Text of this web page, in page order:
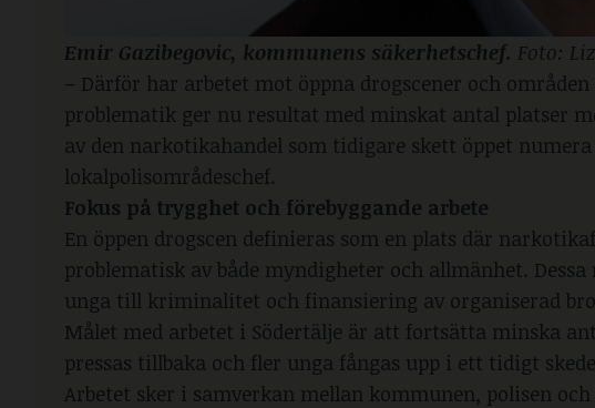
Emir Gazibegovic, kommunens säkerhetschef. Foto:
– Därför har arbetet mot öppna drogscener och
problematik ger nu resultat med minskat antal platser
av den narkotikahandel som tidigare skett öppet
lokalpolisområdeschef.
Fokus på trygghet och förebyggande arbete
En öppen drogscen definieras som en plats där
problematisk av både myndigheter och allmänhet.
unga till kriminalitet och finansiering av organiserad
Målet med arbetet i Södertälje är att fortsätta minska
pressas tillbaka och fler unga fångas upp i ett tidigt
Arbetet sker i samverkan mellan kommunen, polisen